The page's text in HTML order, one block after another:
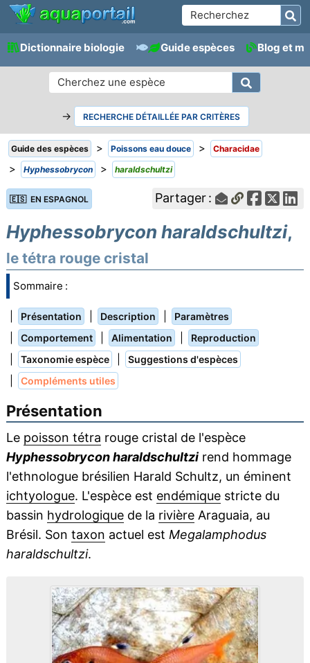
Dictionnaire biologie Guide espèces Blog et
→ RECHERCHE DÉTAILLÉE PAR CRITÈRES
Guide des espèces > Poissons eau douce > Characidae
> Hyphessobrycon > haraldschultzi
🇪🇸 EN ESPAGNOL Partager :
Hyphessobrycon haraldschultzi,
le tétra rouge cristal
Sommaire :
Présentation Description Paramètres
Comportement Alimentation Reproduction
Taxonomie espèce Suggestions d'espèces
Compléments utiles
Présentation
Le poisson tétra rouge cristal de l'espèce
Hyphessobrycon haraldschultzirend hommage
l'ethnologue brésilien Harald Schultz, un éminent
ichtyologue. L'espèce est endémiquestricte du
bassin hydrologiquede la rivièreAraguaia, au
Brésil. Son taxon actuel est Megalamphodus
haraldschultzi.